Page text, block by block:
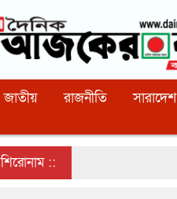
জাতীয় রাজনীতি সারাদেশ
শিরোনাম ::